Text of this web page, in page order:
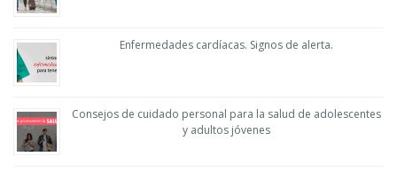
Enfermedades cardíacas. Signos de alerta.
Consejos de cuidado personal para la salud de adolescentes
y adultos jóvenes